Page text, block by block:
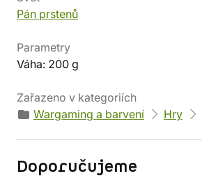
Pán prstenů
Parametry
Váha: 200 g
Zařazeno v kategoriích
Wargaming a barvení
Hry
Doporučujeme